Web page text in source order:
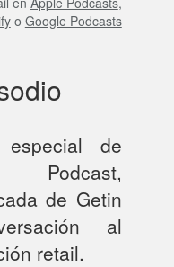
o Google Podcasts
de
Podcast,
de Getin
al
retail.